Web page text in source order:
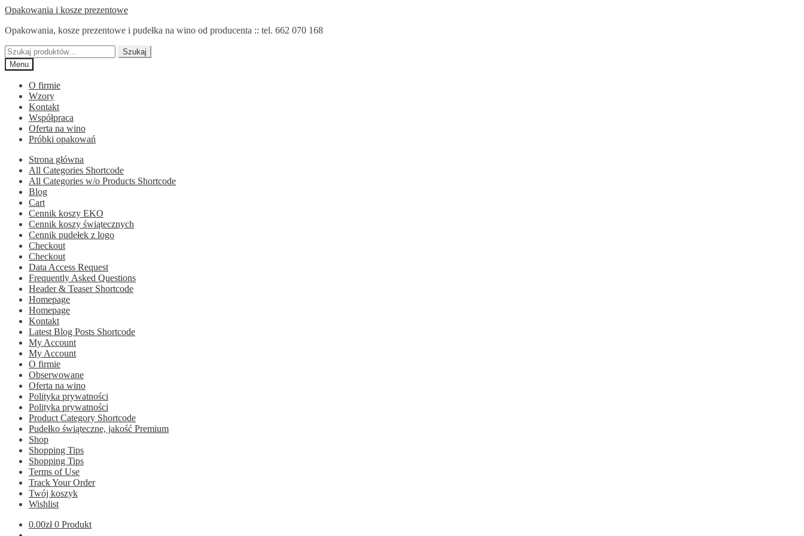
Przejdź
nawigacji
Przejdź
treści
Opakowania i kosze prezentowe
Opakowania, kosze prezentowe i pudełka na wino od producenta :: tel. 662 070 168
Szukaj:
Szukaj
Menu
O firmie
Wzory
Kontakt
Współpraca
Oferta na wino
Próbki opakowań
Strona główna
All Categories Shortcode
All Categories w/o Products Shortcode
Blog
Cart
Cennik koszy EKO
Cennik koszy świątecznych
Cennik pudełek z logo
Checkout
Checkout
Data Access Request
Frequently Asked Questions
Header & Teaser Shortcode
Homepage
Homepage
Kontakt
Latest Blog Posts Shortcode
My Account
My Account
O firmie
Obserwowane
Oferta na wino
Polityka prywatności
Polityka prywatności
Product Category Shortcode
Pudełko świąteczne, jakość Premium
Shop
Shopping Tips
Shopping Tips
Terms of Use
Track Your Order
Twój koszyk
Wishlist
0.00zł 0 Produkt